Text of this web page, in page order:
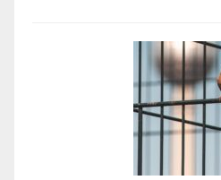
Inhouse-
Produktion?
finden
Unternehmen